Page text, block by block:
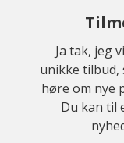
Ja tak, jeg
unikke
høre om nye
Du kan til